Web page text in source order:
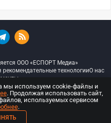
ООО «ЕСПОРТ Медиа»
технологииО нас
— Все права защищены
мы используем cookie-файлы и
. Продолжая использовать сайт,
используемых сервисом
.